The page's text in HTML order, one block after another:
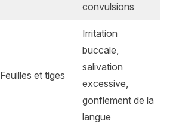
convulsions
Feuilles et tiges
Irritation
buccale,
salivation
excessive,
gonflement de la
langue